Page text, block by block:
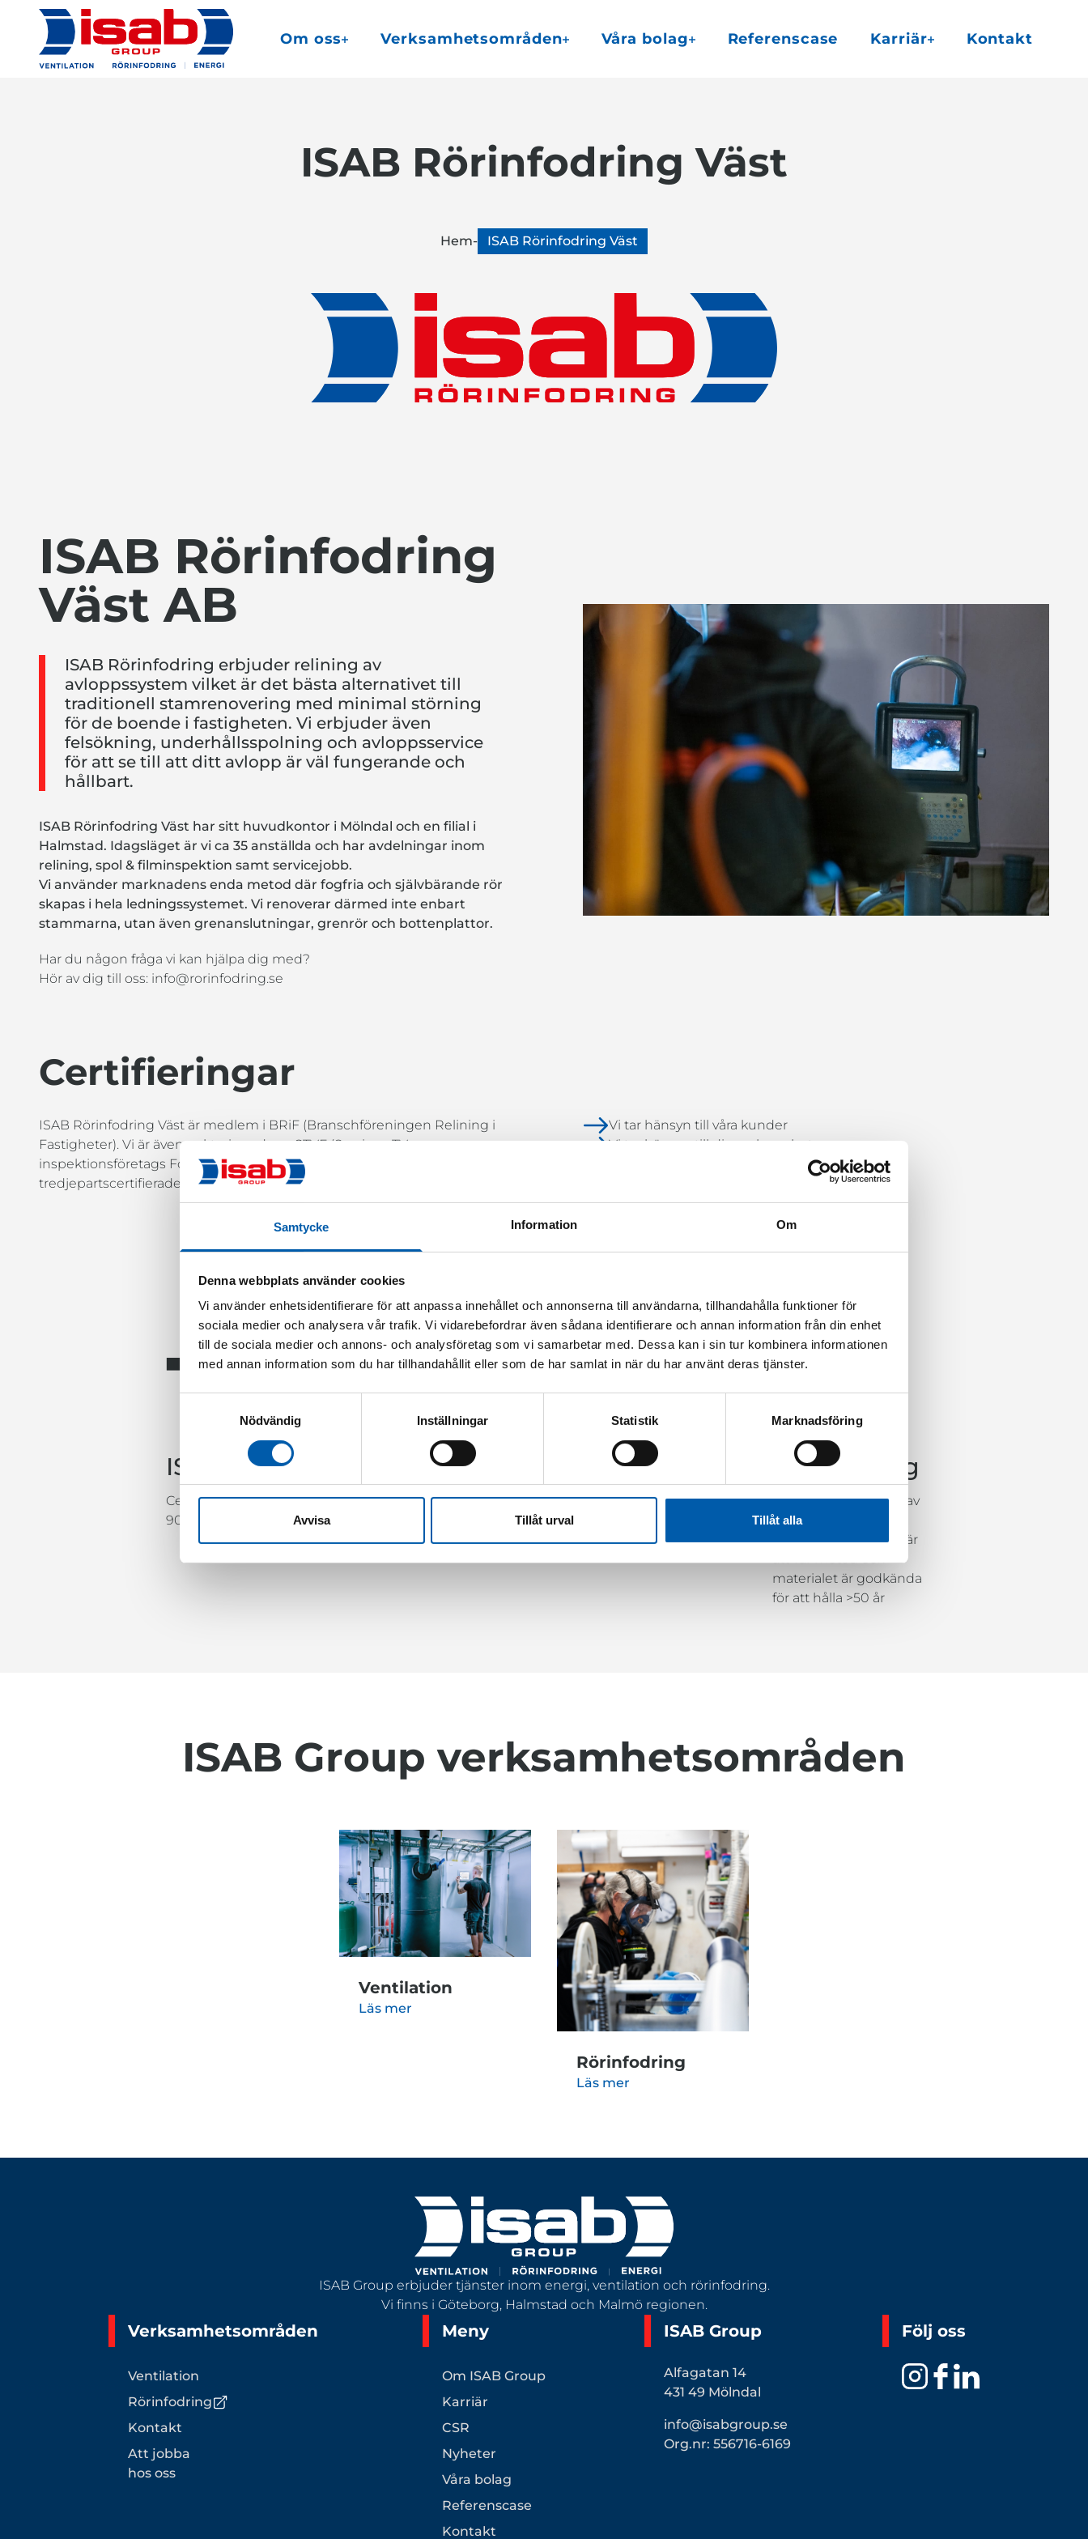
Samtycke Information Om
Denna webbplats använder cookies
Vi använder enhetsidentifierare för att anpassa innehållet och annonserna till användarna, tillhandahålla funktioner för
sociala medier och analysera vår trafik. Vi vidarebefordrar även sådana identifierare och annan information från din enhet
till de sociala medier och annons- och analysföretag som vi samarbetar med. Dessa kan i sin tur kombinera informationen
med annan information som du har tillhandahållit eller som de har samlat in när du har använt deras tjänster.
Nödvändig
Inställningar Statistik Marknadsföring
Avvisa Tillåt urval Tillåt alla
Om oss Verksamhetsområden Våra bolag Referenscase Karriär Kontakt
ISAB Rörinfodring Väst
Hem- ISAB Rörinfodring Väst
ISAB Rörinfodring
Väst AB
ISAB Rörinfodring erbjuder relining av
avloppssystem vilket är det bästa alternativet till
traditionell stamrenovering med minimal störning
för de boende i fastigheten. Vi erbjuder även
felsökning, underhållsspolning och avloppsservice
för att se till att ditt avlopp är väl fungerande och
hållbart.
ISAB Rörinfodring Väst har sitt huvudkontor i Mölndal och en filial i
Halmstad. Idagsläget är vi ca 35 anställda och har avdelningar inom
relining, spol & filminspektion samt servicejobb.
Vi använder marknadens enda metod där fogfria och självbärande rör
skapas i hela ledningssystemet. Vi renoverar därmed inte enbart
stammarna, utan även grenanslutningar, grenrör och bottenplattor.
Har du någon fråga vi kan hjälpa dig med?
Hör av dig till oss: info@rorinfodring.se
Certifieringar
ISAB Rörinfodring Väst är medlem i BRiF (Branschföreningen Relining i
Fastigheter). Vi är även auktoriserade av STVF (Sveriges TV-
inspektionsföretags Förening) med en T25 licens för filminspektion och
tredjepartscertifierade av RISE med en P-märkning.
Vi tar hänsyn till våra kunder
Vi tar hänsyn till din verksamhet
Vi tar hänsyn till framtiden
1
ISO
Certifierad enligt ISO:
9001, 14001 & 45001
2
STVF
Auktoriserad av STVF
filminspektion
3
BRiF
Medlem i BRiF-
Branschföreningen
Relining i Fastigheter
4
P-märkning
Tredjepartcertifierad av
RISE med en P-
märkning. Det innebär
materialet är godkända
för att hålla >50 år
ISAB Group verksamhetsområden
Ventilation
Läs mer
Rörinfodring
Läs mer
ISAB Group erbjuder tjänster inom energi, ventilation och rörinfodring.
Vi finns i Göteborg, Halmstad och Malmö regionen.
Verksamhetsområden
Ventilation
Rörinfodring
Kontakt
Att jobba
hos oss
Meny
Om ISAB Group
Karriär
CSR
Nyheter
Våra bolag
Referenscase
Kontakt
ISAB Group
Alfagatan 14
431 49 Mölndal
info@isabgroup.se
Org.nr: 556716-6169
Följ oss